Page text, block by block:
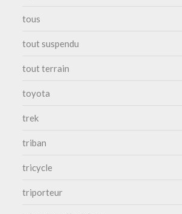
tous
tout suspendu
tout terrain
toyota
trek
triban
tricycle
triporteur